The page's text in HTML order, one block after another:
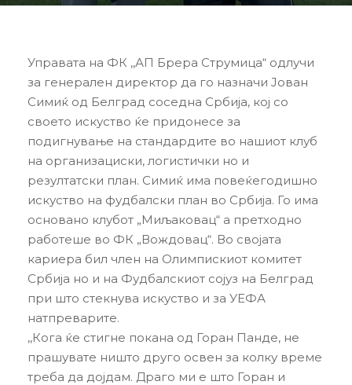
Управата на ФК ,,АП Брера Струмица“ одлучи
за генерален директор да го назначи Јован
Симиќ од Белград соседна Србија, кој со
своето искуство ќе придонесе за
подигнување на стандардите во нашиот клуб
на организациски, логистички но и
резултатски план. Симиќ има повеќегодишно
искуство на фудбалски план во Србија. Го има
основано клубот „Миљаковац“ а претходно
работеше во ФК „Вождовац“. Во својата
кариера бил член на Олимпискиот комитет
Србија но и на Фудбалскиот сојуз на Белград
при што стекнува искуство и за УЕФА
натпреварите.
,,Кога ќе стигне покана од Горан Панде, не
прашувате ништо друго освен за колку време
треба да дојдам. Драго ми е што Горан и